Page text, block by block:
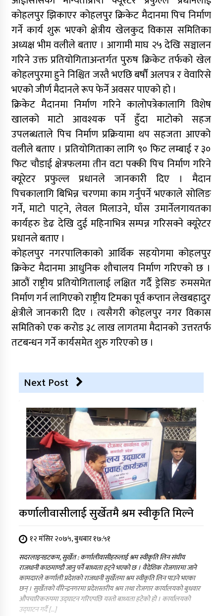
कोहलपुर झिकाएर कोहलपुर क्रिकेट मैदानमा पिच निर्माण
गर्ने कार्य शुरू भएको क्षेत्रीय खेलकुद विकास समितिका
अध्यक्ष भीम वलीले बताए । आगामी माघ २५ देखि सञ्चालन
गरिने उक्त प्रतियोगिताअन्तर्गत पुरुष क्रिकेट तर्फको खेल
कोहलपुरमा हुने निश्चित जस्तै भएछि बर्षौं अलपत्र र वेवारिसे
भएको जीर्ण मैदानले रूप फेर्ने अवसर पाएको हो ।
क्रिकेट मैदानमा निर्माण गरिने कालोपत्रेकालागि विशेष
खालको माटो आवश्यक पर्ने हुँदा माटोको सहज
उपलब्धताले पिच निर्माण प्रक्रियामा थप सहजता आएको
वलीले बताए । प्रतियोगिताका लागि ९० फिट लम्बाई र ३०
फिट चौडाई क्षेत्रफलमा तीन वटा पक्की पिच निर्माण गरिने
क्यूरेटर प्रफुल्ल प्रधानले जानकारी दिए । मैदान
पिचकालागि बिभिन्न चरणमा काम गर्नुपर्ने भएकाले सोलिङ
गर्ने, माटो पाट्ने, लेवल मिलाउने, घाँस उमार्नेलगायतका
कार्यहरु डेढ देखि दुई महिनाभित्र सम्पन्न गरिसक्ने क्यूरेटर
प्रधानले बताए ।
कोहलपुर नगरपालिकाको आर्थिक सहयोगमा कोहलपुर
क्रिकेट मैदानमा आधुनिक शौचालय निर्माण गरिएको छ ।
आठौं राष्ट्रीय प्रतियोगितालाई लक्षित गर्दै ड्रेसिङ रुमसमेत
निर्माण गर्न लागिएको राष्ट्रीय टिमका पूर्व कप्तान लेखबहादुर
क्षेत्रीले जानकारी दिए । त्यसैगरी कोहलपुर नगर विकास
समितिको एक करोड ३८ लाख लागतमा मैदानको उत्तरतर्फ
तटबन्धन गर्ने कार्यसमेत शुरु गरिएको छ ।
Next Post
कर्णालीवासीलाई सुर्खेतमै श्रम स्वीकृति मिल्ने
१२ मंसिर २०७५, बुधबार १७:५१
सदरलाइनडटकम, सुर्खेत : कर्णालीवासीहरुलाई श्रम स्वीकृति लिन संघीय
राजधानी काठमाण्डौ जानु पर्ने बाध्यता हट्ने भएको छ । वैदेशिक रोजगारमा जाने
कामदारले कर्णाली प्रदेशको राजधानी सुर्खेतमा श्रम स्वीकृति लिन पाउने भएका
छन् । सुर्खेतको वीरेन्द्रनगरमा प्रदेशस्तरीय श्रम तथा रोजगार कार्यालयको बुधवार
औपचारिकरुपमा उद्घाटन गरिएपछि यस्तो बाध्यता हटेको हो । कार्यालयको
उद्घाटन गर्दै […]